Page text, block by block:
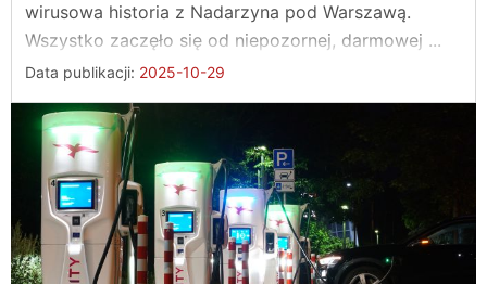
wirusowa historia z Nadarzyna pod Warszawą.
Wszystko zaczęło się od niepozornej, darmowej ...
Data publikacji: 2025-10-29